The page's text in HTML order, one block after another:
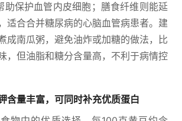
助保护血管内皮细胞；膳食纤维则能延
适合合并糖尿病的心脑血管病患者。建
成南瓜粥，避免油炸或加糖的做法，比
，但油脂和糖分含量高，不利于病情控
含量丰富，可同时补充优质蛋白